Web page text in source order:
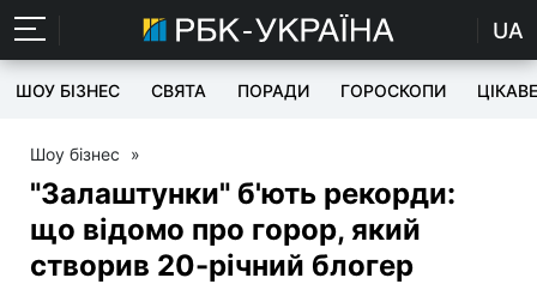
UA
ШОУ БІЗНЕС СВЯТА ПОРАДИ ГОРОСКОПИ ЦІКАВЕ
Шоу бізнес »
"Залаштунки" б'ють рекорди:
що відомо про горор, який
створив 20-річний блогер